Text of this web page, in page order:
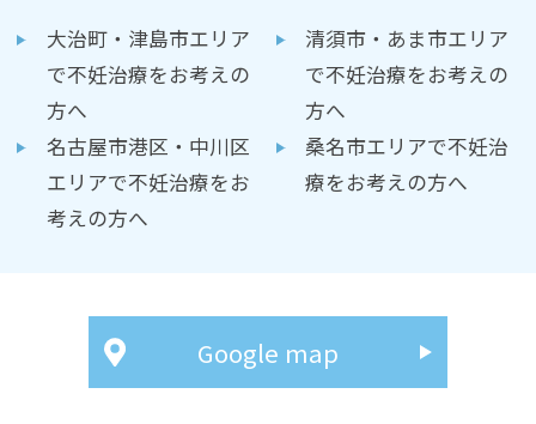
大治町・津島市エリア
で不妊治療をお考えの
方へ
清須市・あま市エリア
で不妊治療をお考えの
方へ
名古屋市港区・中川区
エリアで不妊治療をお
考えの方へ
桑名市エリアで不妊治
療をお考えの方へ
Google map